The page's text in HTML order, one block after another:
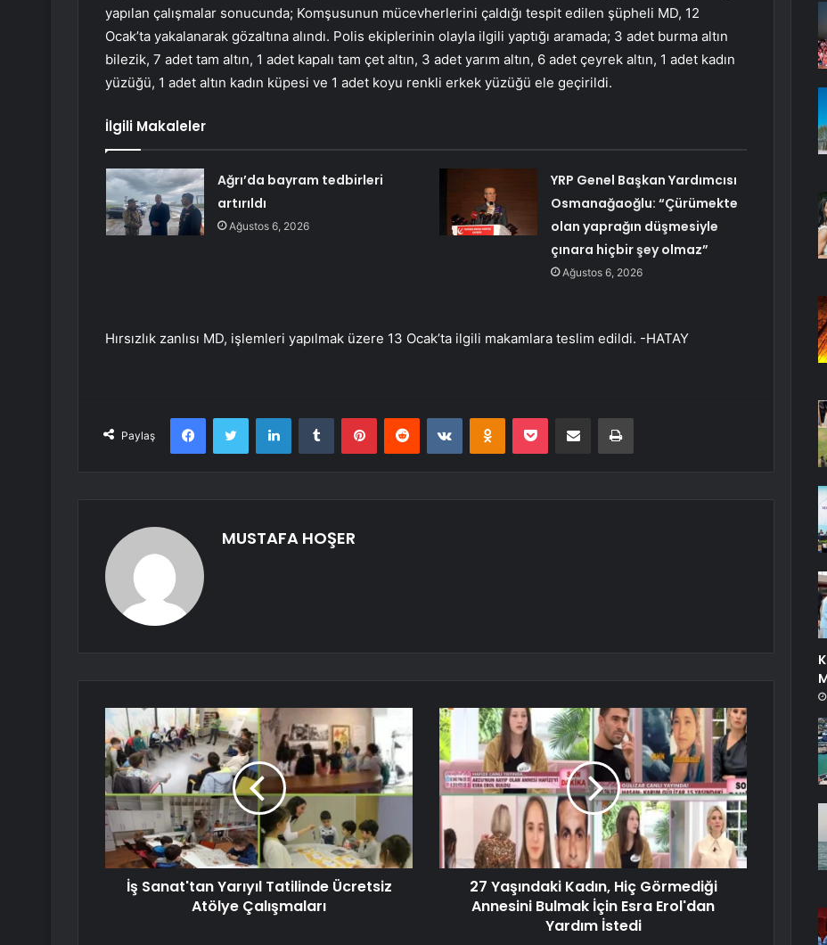
yapılan çalışmalar sonucunda; Komşusunun mücevherlerini çaldığı tespit edilen şüpheli MD, 12
Ocak’ta yakalanarak gözaltına alındı. Polis ekiplerinin olayla ilgili yaptığı aramada; 3 adet burma altın
bilezik, 7 adet tam altın, 1 adet kapalı tam çet altın, 3 adet yarım altın, 6 adet çeyrek altın, 1 adet kadın
yüzüğü, 1 adet altın kadın küpesi ve 1 adet koyu renkli erkek yüzüğü ele geçirildi.
İlgili Makaleler
Ağrı’da bayram tedbirleri
artırıldı
Ağustos 6, 2026
YRP Genel Başkan Yardımcısı
Osmanağaoğlu: “Çürümekte
olan yaprağın düşmesiyle
çınara hiçbir şey olmaz”
Ağustos 6, 2026
Hırsızlık zanlısı MD, işlemleri yapılmak üzere 13 Ocak’ta ilgili makamlara teslim edildi. -HATAY
Paylaş
FacebookTwitter LinkedInTumblr PinterestReddit VKontakteOdnoklassniki
Pocket E-Posta ile paylaş Yazdır
MUSTAFA HOŞER
İş Sanat'tan Yarıyıl Tatilinde Ücretsiz
Atölye Çalışmaları
27 Yaşındaki Kadın, Hiç Görmediği
Annesini Bulmak İçin Esra Erol'dan
Yardım İstedi